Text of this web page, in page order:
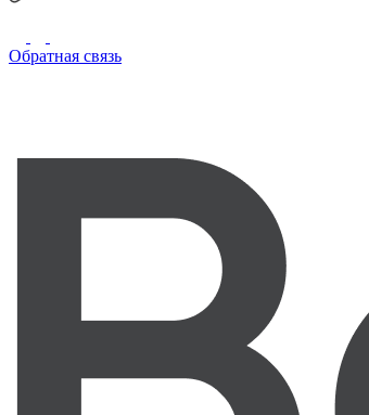
Обратная связь